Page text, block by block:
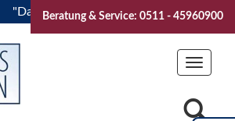
"Das Sommerfest 2026" Vive la
Beratung & Service: 0511 - 45960900
Toggle